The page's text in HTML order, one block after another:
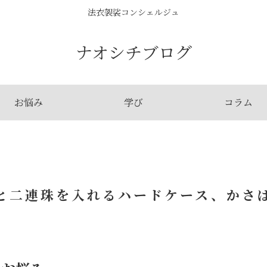
法衣袈裟コンシェルジュ
ナオシチブログ
お悩み 学び コラム
二連珠を入れるハードケース、か